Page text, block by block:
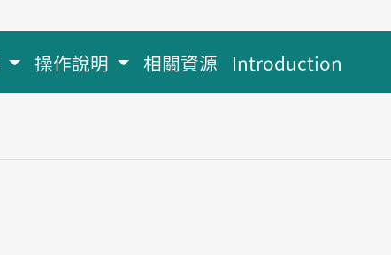
操作說明 相關資源 Introduction